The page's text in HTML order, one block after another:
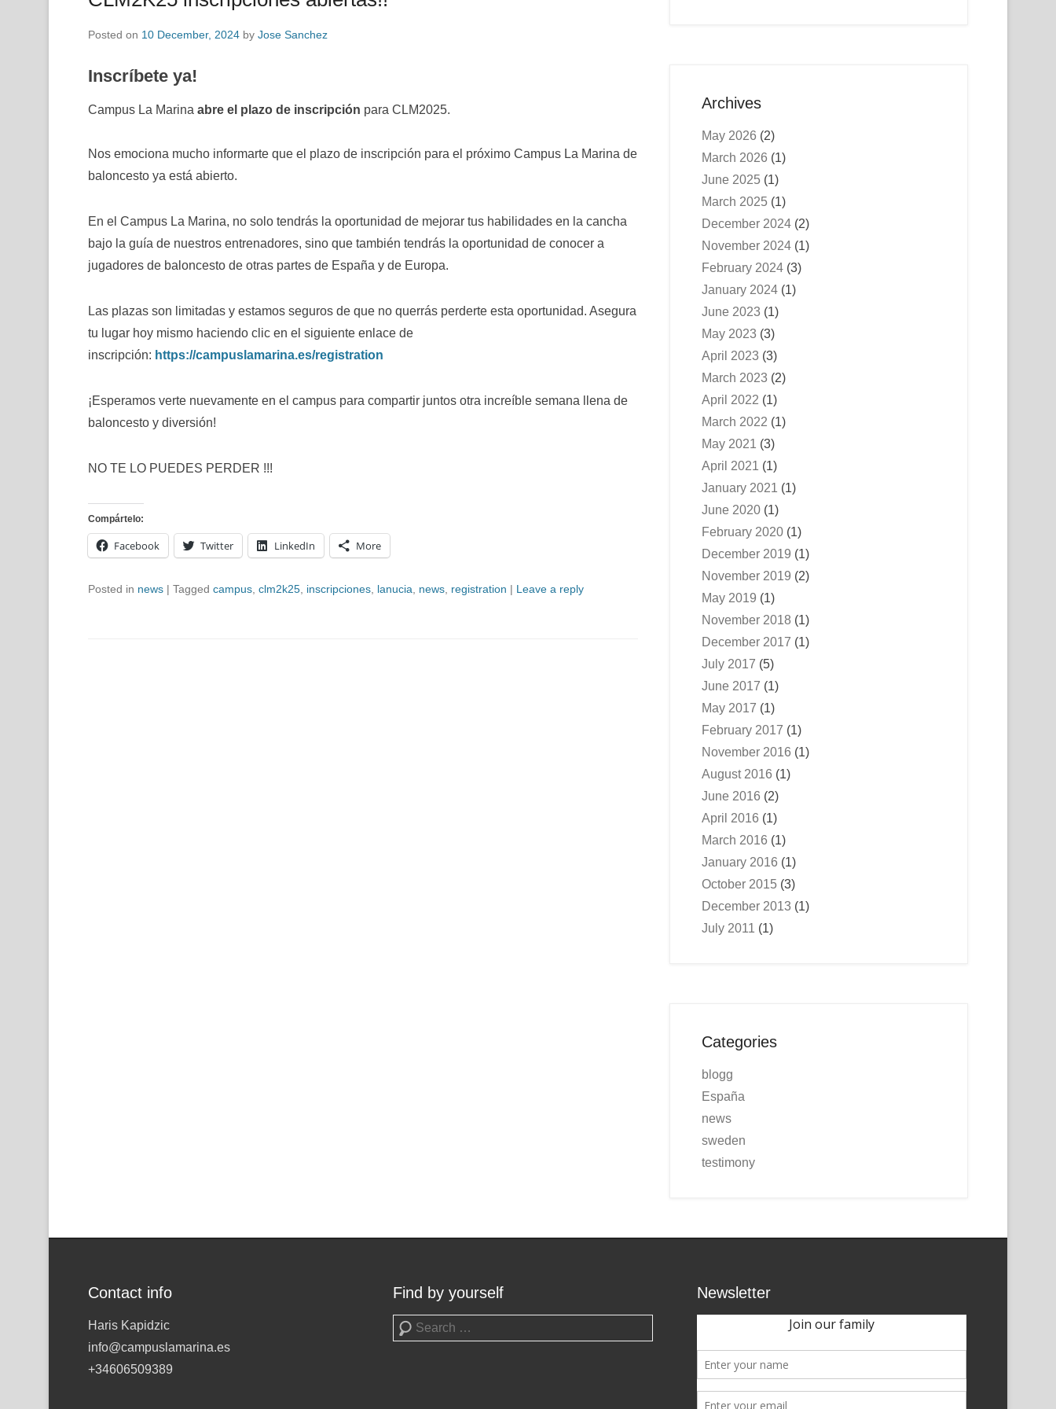
Posted on 10 December, 2024 by Jose Sanchez
Inscríbete ya!
Campus La Marina abre el plazo de inscripción para CLM2025.
Nos emociona mucho informarte que el plazo de inscripción para el próximo Campus La Marina de
baloncesto ya está abierto.
En el Campus La Marina, no solo tendrás la oportunidad de mejorar tus habilidades en la cancha
bajo la guía de nuestros entrenadores, sino que también tendrás la oportunidad de conocer a
jugadores de baloncesto de otras partes de España y de Europa.
Las plazas son limitadas y estamos seguros de que no querrás perderte esta oportunidad. Asegura
tu lugar hoy mismo haciendo clic en el siguiente enlace de
inscripción: https://campuslamarina.es/registration
¡Esperamos verte nuevamente en el campus para compartir juntos otra increíble semana llena de
baloncesto y diversión!
NO TE LO PUEDES PERDER !!!
Compártelo:
Facebook Twitter LinkedIn More
Posted in news | Tagged campus, clm2k25, inscripciones, lanucia, news, registration | Leave a reply
Archives
May 2026 (2)
March 2026 (1)
June 2025 (1)
March 2025 (1)
December 2024 (2)
November 2024 (1)
February 2024 (3)
January 2024 (1)
June 2023 (1)
May 2023 (3)
April 2023 (3)
March 2023 (2)
April 2022 (1)
March 2022 (1)
May 2021 (3)
April 2021 (1)
January 2021 (1)
June 2020 (1)
February 2020 (1)
December 2019 (1)
November 2019 (2)
May 2019 (1)
November 2018 (1)
December 2017 (1)
July 2017 (5)
June 2017 (1)
May 2017 (1)
February 2017 (1)
November 2016 (1)
August 2016 (1)
June 2016 (2)
April 2016 (1)
March 2016 (1)
January 2016 (1)
October 2015 (3)
December 2013 (1)
July 2011 (1)
Categories
blogg
España
news
sweden
testimony
Contact info
Haris Kapidzic
info@campuslamarina.es
+34606509389
Find by yourself
Search
Newsletter